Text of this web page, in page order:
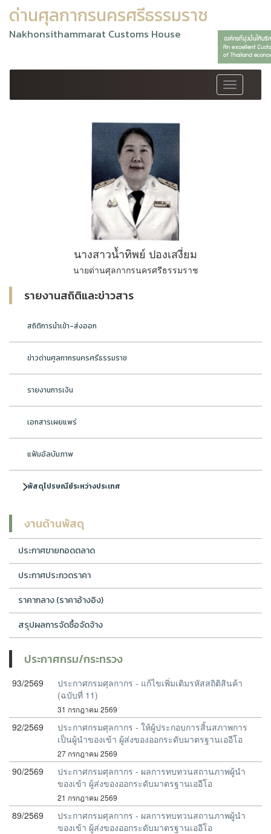
ด่านศุลกากรนครศรีธรรมราช
Nakhonsithammarat Customs House
Toggle
navigation
นางสาวน้ำทิพย์ ปองเสงี่ยม
นายด่านศุลกากรนครศรีธรรมราช
รายงานสถิติและข่าวสาร
สถิติการนำเข้า-ส่งออก
ข่าวด่านศุลกากรนครศรีธรรมราช
รายงานการเงิน
เอกสารเผยแพร่
แฟ้มอัลบัมภาพ
พัสดุไปรษณีย์ระหว่างประเทศ
งานด้านพัสดุ
ประกาศขายทอดตลาด
ประกาศประกวดราคา
ราคากลาง (ราคาอ้างอิง)
สรุปผลการจัดซื้อจัดจ้าง
ประกาศกรม/กระทรวง
93/2569
ประกาศกรมศุลกากร - แก้ไขเพิ่มเติมรหัสสถิติสินค้า
(ฉบับที่ 11)
31 กรกฎาคม 2569
92/2569
ประกาศกรมศุลกากร - ให้ผู้ประกอบการสิ้นสภาพการ
เป็นผู้นำของเข้า ผู้ส่งของออกระดับมาตรฐานเออีโอ
27 กรกฎาคม 2569
90/2569
ประกาศกรมศุลกากร - ผลการทบทวนสถานภาพผู้นำ
ของเข้า ผู้ส่งของออกระดับมาตรฐานเออีโอ
21 กรกฎาคม 2569
89/2569
ประกาศกรมศุลกากร - ผลการทบทวนสถานภาพผู้นำ
ของเข้า ผู้ส่งของออกระดับมาตรฐานเออีโอ